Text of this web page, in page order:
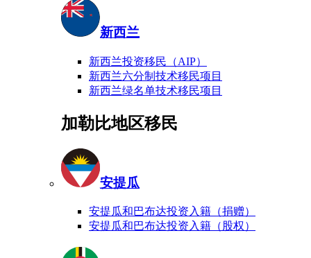
新西兰
新西兰投资移民（AIP）
新西兰六分制技术移民项目
新西兰绿名单技术移民项目
加勒比地区移民
安提瓜
安提瓜和巴布达投资入籍（捐赠）
安提瓜和巴布达投资入籍（股权）